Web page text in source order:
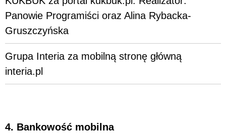
Panowie Programiści oraz Alina Rybacka-
Gruszczyńska
Grupa Interia za mobilną stronę główną
interia.pl
4. Bankowość mobilna